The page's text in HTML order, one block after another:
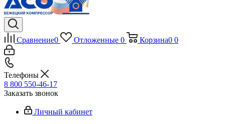
Сравнение0 Отложенные 0 Корзина0 0
Телефоны
8 800 550-46-17
Заказать звонок
Личный кабинет